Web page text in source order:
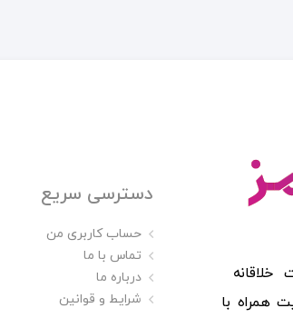
همراه با
دسترسی سریع
حساب کاربری من
تماس با ما
درباره ما
شرایط و قوانین